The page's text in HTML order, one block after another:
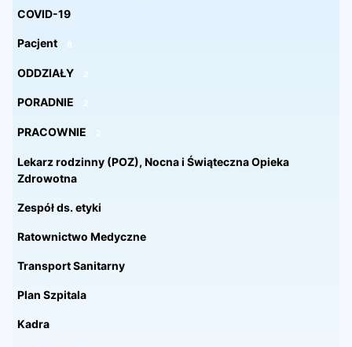
COVID-19
Pacjent 8
ODDZIAŁY 2
PORADNIE 2
PRACOWNIE 2
Lekarz rodzinny (POZ), Nocna i Świąteczna Opieka
Zdrowotna
Zespół ds. etyki
Ratownictwo Medyczne
Transport Sanitarny
Plan Szpitala
Kadra